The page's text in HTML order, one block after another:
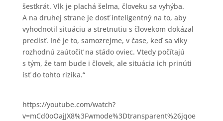
šesťkrát. Vlk je plachá šelma, človeku sa vyhýba.
A na druhej strane je dosť inteligentný na to, aby
vyhodnotil situáciu a stretnutiu s človekom dokázal
predísť. Iné je to, samozrejme, v čase, keď sa vlky
rozhodnú zaútočiť na stádo oviec. Vtedy počítajú
s tým, že tam bude i človek, ale situácia ich prinúti
ísť do tohto rizika.“
https://youtube.com/watch?
v=mCd0oOajJX8%3Fwmode%3Dtransparent%26jqoe